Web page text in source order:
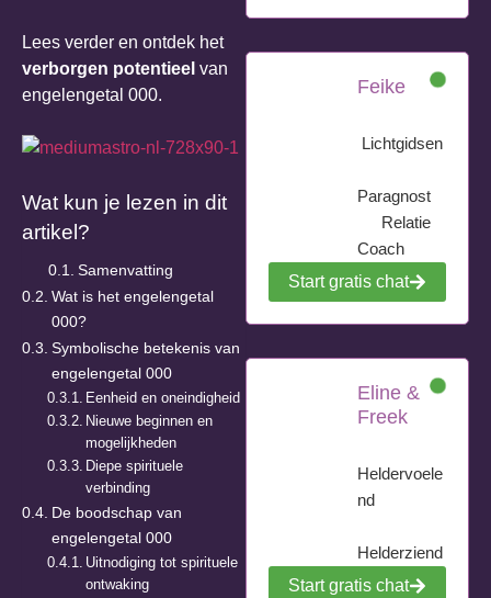
Lees verder en ontdek het
verborgen potentieel van
engelengetal 000.
Wat kun je lezen in dit
artikel?
Samenvatting
Wat is het engelengetal
000?
Symbolische betekenis van
engelengetal 000
Eenheid en oneindigheid
Nieuwe beginnen en
mogelijkheden
Diepe spirituele
verbinding
De boodschap van
engelengetal 000
Uitnodiging tot spirituele
ontwaking
Feike
Lichtgidsen
Paragnost
Relatie
Coach
Start gratis chat
Eline &
Freek
Heldervoele
nd
Helderziend
Start gratis chat